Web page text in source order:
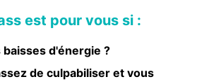
est pour vous si :
d'énergie ?
de culpabiliser et vous